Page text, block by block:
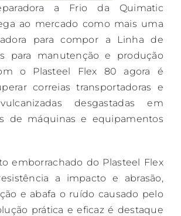
a Frio da Quimatic
ao mercado como mais uma
para compor a Linha de
para manutenção e produção
o Plasteel Flex 80 agora é
correias transportadoras e
desgastadas em
de máquinas e equipamentos
emborrachado do Plasteel Flex
a impacto e abrasão,
e abafa o ruído causado pelo
prática e eficaz é destaque